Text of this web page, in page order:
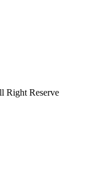
Right Reserve